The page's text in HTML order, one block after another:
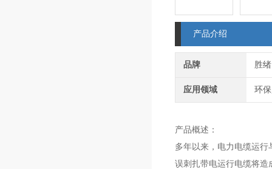
产品介绍
品牌 胜
应用领域 环
产品概述：
多年以来，电力电缆运
误刺扎带电运行电缆将造